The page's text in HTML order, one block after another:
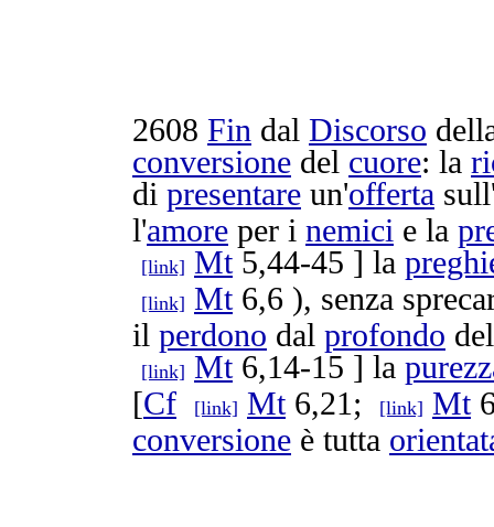
2608 Fin dal Discorso
conversione del cuore: la
di presentare un'offerta
l'amore per i nemici e la
[link] Mt5,44-45 ] la
[link] Mt6,6 ), senza
il perdono dal profondo
[link] Mt6,14-15 ] la
[Cf [link] Mt6,21; [link] Mt
conversione è tutta